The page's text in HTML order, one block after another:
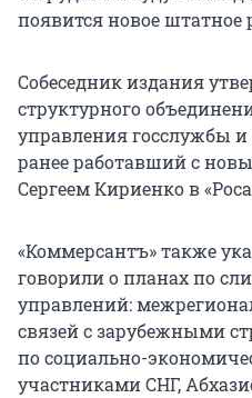
появится новое штатное
Собеседник издания
структурного
управления госслужбы
ранее работавший с
Сергеем Кириенко в
«Коммерсантъ» также
говорили о планах по
управлений:
связей с зарубежными
по социально-
участниками СНГ,